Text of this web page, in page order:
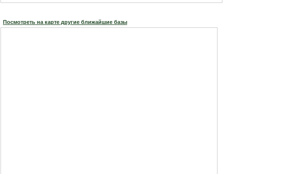
Посмотреть на карте другие ближайшие базы